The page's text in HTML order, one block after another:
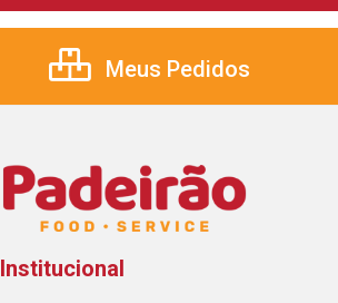
Meus Pedidos
Institucional